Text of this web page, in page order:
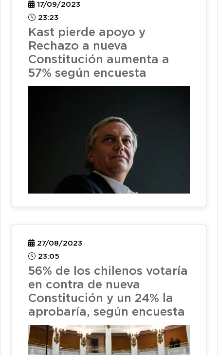
17/09/2023
23:23
Kast pierde apoyo y
Rechazo a nueva
Constitución aumenta a
57% según encuesta
27/08/2023
23:05
56% de los chilenos votaría
en contra de nueva
Constitución y un 24% la
aprobaría, según encuesta